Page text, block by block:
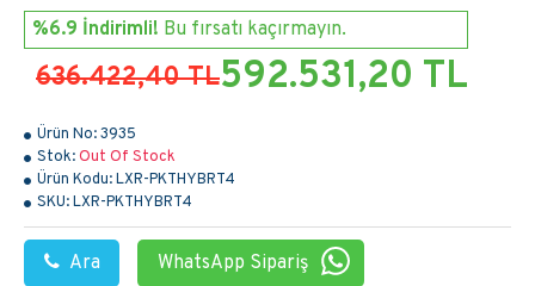
Ürün No:3935
Stok:Out Of Stock
Ürün Kodu:LXR-PKTHYBRT4
SKU:LXR-PKTHYBRT4
Ara WhatsApp Sipariş
%6.9 İndirimli! Bu fırsatı kaçırmayın.
636.422,40 TL592.531,20 TL